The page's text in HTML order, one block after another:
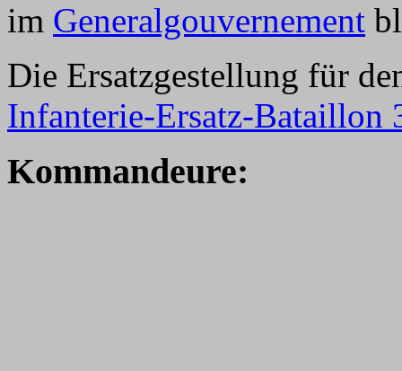
im Generalgouvernement
Die Ersatzgestellung für
Infanterie-Ersatz-Bataillon
Kommandeure: